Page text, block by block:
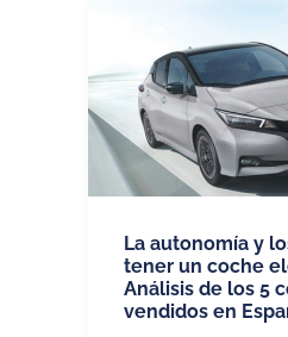
La autonomía y
tener un coche
Análisis de los 5
vendidos en